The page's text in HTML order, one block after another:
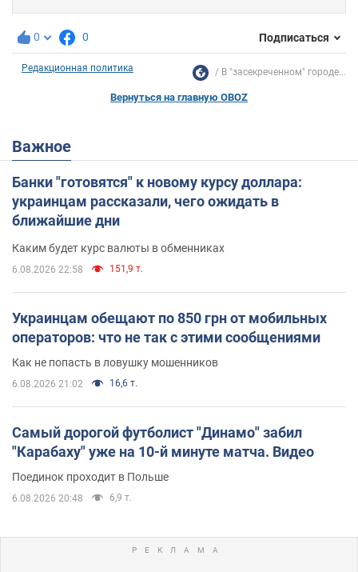
0 0 Подписаться
Редакционная политика В "засекреченном" городе...
Вернуться на главную OBOZ
Важное
Банки "готовятся" к новому курсу доллара:
украинцам рассказали, чего ожидать в
ближайшие дни
Каким будет курс валюты в обменниках
6.08.2026 22:58 151,9 т.
Украинцам обещают по 850 грн от мобильных
операторов: что не так с этими сообщениями
Как не попасть в ловушку мошенников
6.08.2026 21:02 16,6 т.
Самый дорогой футболист "Динамо" забил
"Карабаху" уже на 10-й минуте матча. Видео
Поединок проходит в Польше
6.08.2026 20:48 6,9 т.